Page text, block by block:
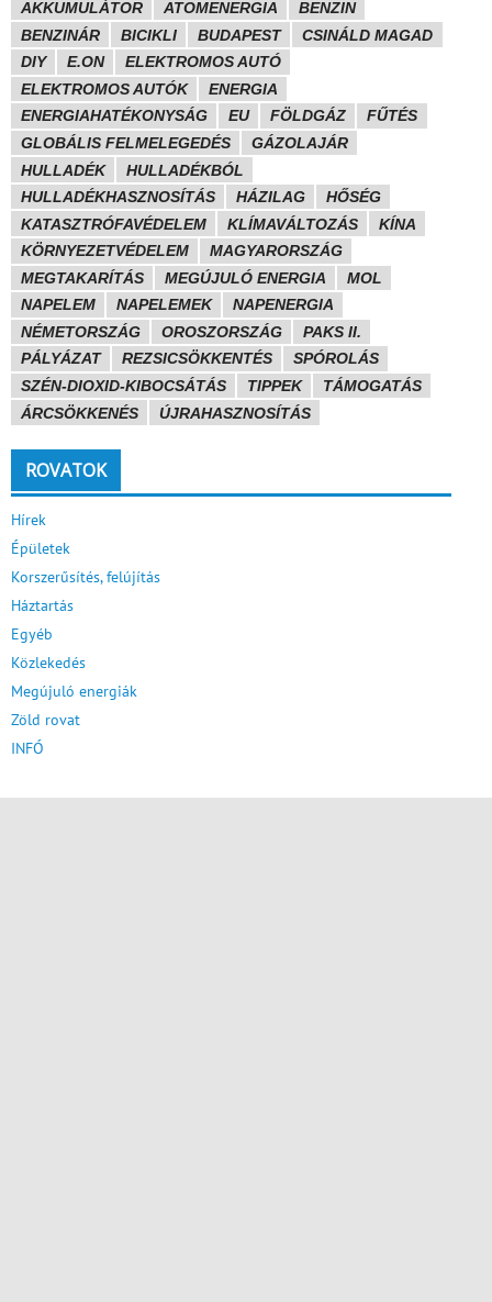
AKKUMULÁTOR ATOMENERGIA
BENZIN
BENZINÁR
BICIKLI BUDAPEST
CSINÁLD MAGAD
DIY
E.ON
ELEKTROMOS AUTÓ
ELEKTROMOS AUTÓK
ENERGIA
ENERGIAHATÉKONYSÁG
EU FÖLDGÁZ
FŰTÉS
GLOBÁLIS FELMELEGEDÉS
GÁZOLAJÁR
HULLADÉK
HULLADÉKBÓL
HULLADÉKHASZNOSÍTÁS
HÁZILAG
HŐSÉG
KATASZTRÓFAVÉDELEM
KLÍMAVÁLTOZÁS
KÍNA
KÖRNYEZETVÉDELEM
MAGYARORSZÁG
MEGTAKARÍTÁS
MEGÚJULÓ ENERGIA
MOL
NAPELEM
NAPELEMEK
NAPENERGIA
NÉMETORSZÁG
OROSZORSZÁG
PAKS II.
PÁLYÁZAT
REZSICSÖKKENTÉS
SPÓROLÁS
SZÉN-DIOXID-KIBOCSÁTÁS
TIPPEK
TÁMOGATÁS
ÁRCSÖKKENÉS
ÚJRAHASZNOSÍTÁS
ROVATOK
Hírek
Épületek
Korszerűsítés, felújítás
Háztartás
Egyéb
Közlekedés
Megújuló energiák
Zöld rovat
INFÓ